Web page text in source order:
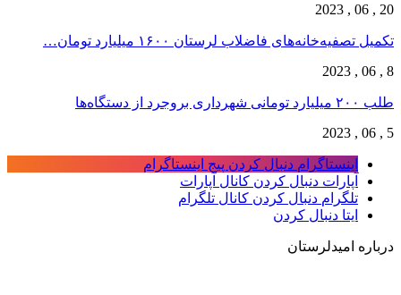
20 , 06 , 2023
تکمیل تصفیه‌‌خانه‌های فاضلاب لرستان ۱۶۰۰ میلیارد تومان…
8 , 06 , 2023
طلب ۲۰۰ میلیارد تومانی شهرداری بروجرد از دستگاه‌ها
5 , 06 , 2023
اینستاگرام دنبال کردن پیج اینستاگرام
آپارات دنبال کردن کانال آپارات
تلگرام دنبال کردن کانال تلگرام
ایتا دنبال کردن
درباره امیدلرستان